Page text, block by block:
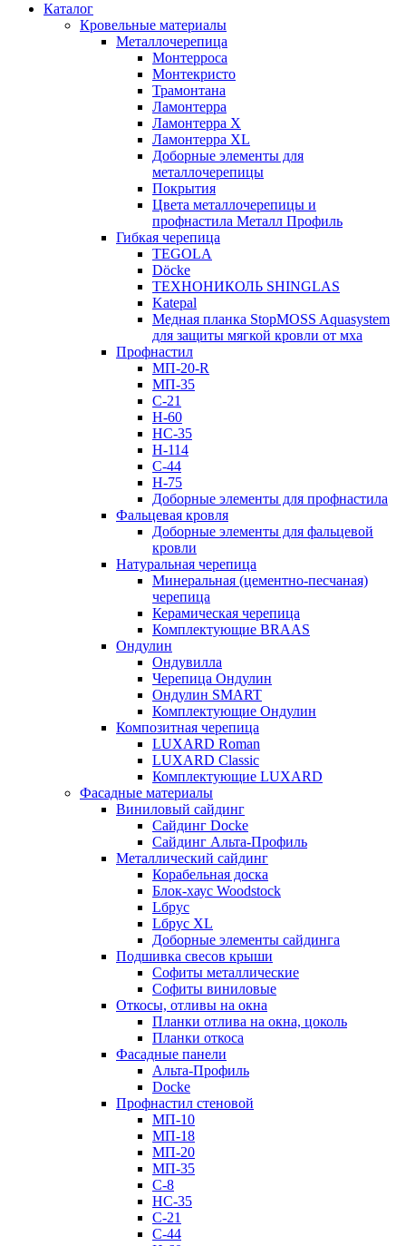
Каталог
Кровельные материалы
Металлочерепица
Монтерроса
Монтекристо
Трамонтана
Ламонтерра
Ламонтерра X
Ламонтерра XL
Доборные элементы для
металлочерепицы
Покрытия
Цвета металлочерепицы и
профнастила Металл Профиль
Гибкая черепица
TEGOLA
Döcke
ТЕХНОНИКОЛЬ SHINGLAS
Katepal
Медная планка StopMOSS Aquasystem
для защиты мягкой кровли от мха
Профнастил
МП-20-R
МП-35
С-21
Н-60
НС-35
Н-114
С-44
Н-75
Доборные элементы для профнастила
Фальцевая кровля
Доборные элементы для фальцевой
кровли
Натуральная черепица
Минеральная (цементно-песчаная)
черепица
Керамическая черепица
Комплектующие BRAAS
Ондулин
Ондувилла
Черепица Ондулин
Ондулин SMART
Комплектующие Ондулин
Композитная черепица
LUXARD Roman
LUXARD Classic
Комплектующие LUXARD
Фасадные материалы
Виниловый сайдинг
Сайдинг Docke
Сайдинг Альта-Профиль
Металлический сайдинг
Корабельная доска
Блок-хаус Woodstock
Lбрус
Lбрус XL
Доборные элементы сайдинга
Подшивка свесов крыши
Софиты металлические
Софиты виниловые
Откосы, отливы на окна
Планки отлива на окна, цоколь
Планки откоса
Фасадные панели
Альта-Профиль
Docke
Профнастил стеновой
МП-10
МП-18
МП-20
МП-35
С-8
НС-35
С-21
С-44